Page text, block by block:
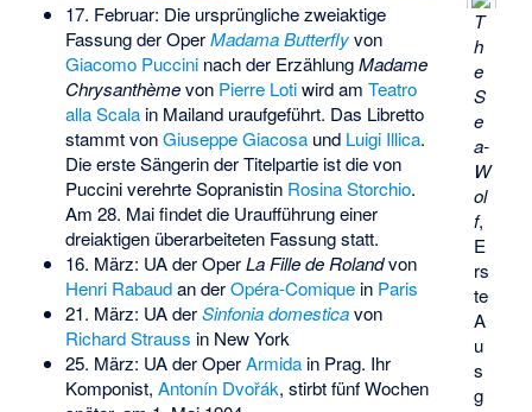
T
h
e
S
e
a-
W
ol
f,
E
rs
te
A
u
s
g
17. Februar: Die ursprüngliche zweiaktige
Fassung der OperMadama Butterflyvon
Giacomo Puccininach der ErzählungMadame
Chrysanthèmevon Pierre Lotiwird am Teatro
alla Scalain Mailand uraufgeführt. Das Libretto
stammt vonGiuseppe Giacosaund Luigi Illica.
Die erste Sängerin der Titelpartie ist die von
Puccini verehrte Sopranistin Rosina Storchio.
Am 28. Mai findet die Uraufführung einer
dreiaktigen überarbeiteten Fassung statt.
16. März: UA der OperLa Fille de Rolandvon
Henri Rabaudan derOpéra-Comiquein Paris
21. März: UA derSinfonia domesticavon
Richard Strauss in New York
25. März: UA der OperArmidain Prag. Ihr
Komponist, Antonín Dvořák, stirbt fünf Wochen